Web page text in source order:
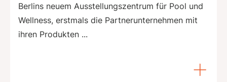
Berlins neuem Ausstellungszentrum für Pool und
Wellness, erstmals die Partnerunternehmen mit
ihren Produkten ...